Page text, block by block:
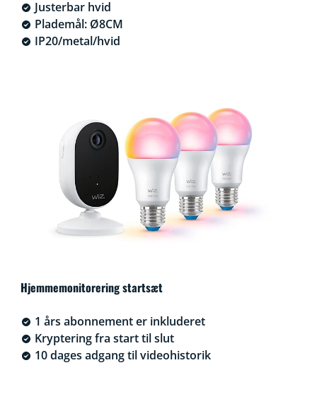
Justerbar hvid
Plademål: Ø8CM
IP20/metal/hvid
Hjemmemonitorering startsæt
1 års abonnement er inkluderet
Kryptering fra start til slut
10 dages adgang til videohistorik